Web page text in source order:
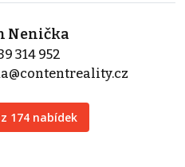
Nenička
314 952
174 nabídek